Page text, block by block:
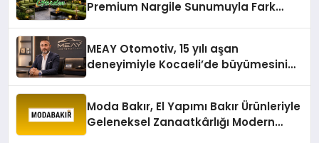
Premium Nargile Sunumuyla Fark
MEAY Otomotiv, 15 yılı aşan
deneyimiyle Kocaeli’de büyümesini
Moda Bakır, El Yapımı Bakır Ürünleriyle
Geleneksel Zanaatkârlığı Modern